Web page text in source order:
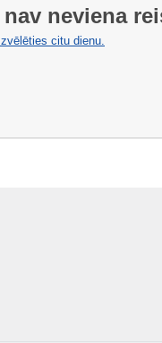
neviena
citu dienu.